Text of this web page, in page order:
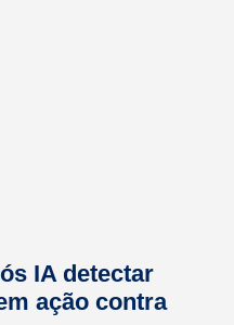
IA detectar
ação contra